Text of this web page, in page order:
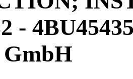
-